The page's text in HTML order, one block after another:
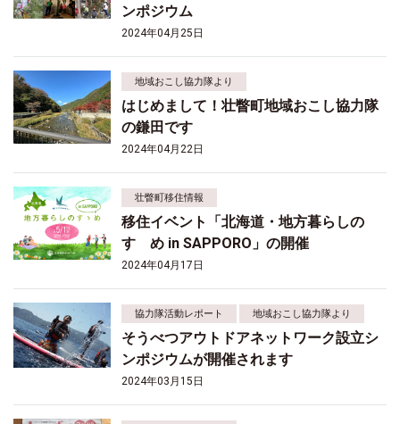
ンポジウム
2024年04月25日
地域おこし協力隊より
はじめまして！壮瞥町地域おこし協力隊
の鎌田です
2024年04月22日
壮瞥町移住情報
移住イベント「北海道・地方暮らしの
すゝめ in SAPPORO」の開催
2024年04月17日
協力隊活動レポート 地域おこし協力隊より
そうべつアウトドアネットワーク設立シ
ンポジウムが開催されます
2024年03月15日